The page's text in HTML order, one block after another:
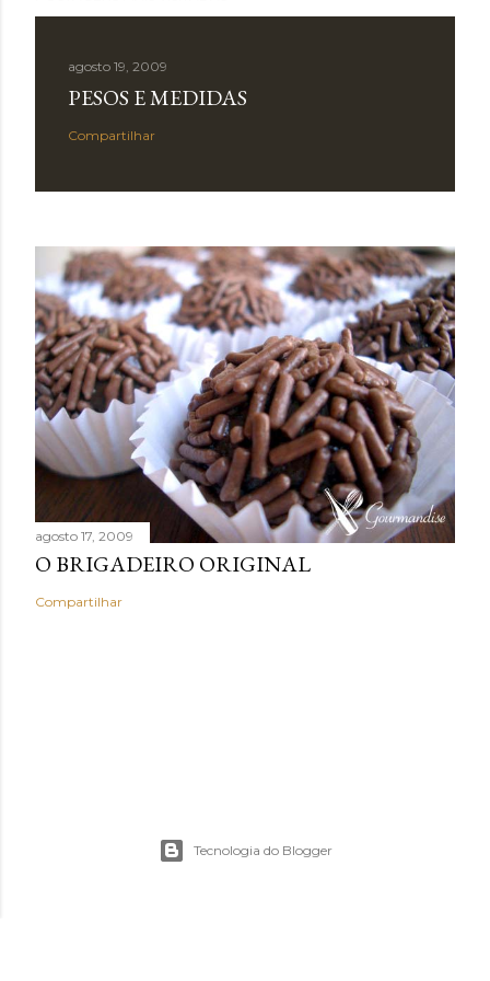
agosto 19, 2009
PESOS E MEDIDAS
Compartilhar
agosto 17, 2009
O BRIGADEIRO ORIGINAL
Compartilhar
Tecnologia do Blogger